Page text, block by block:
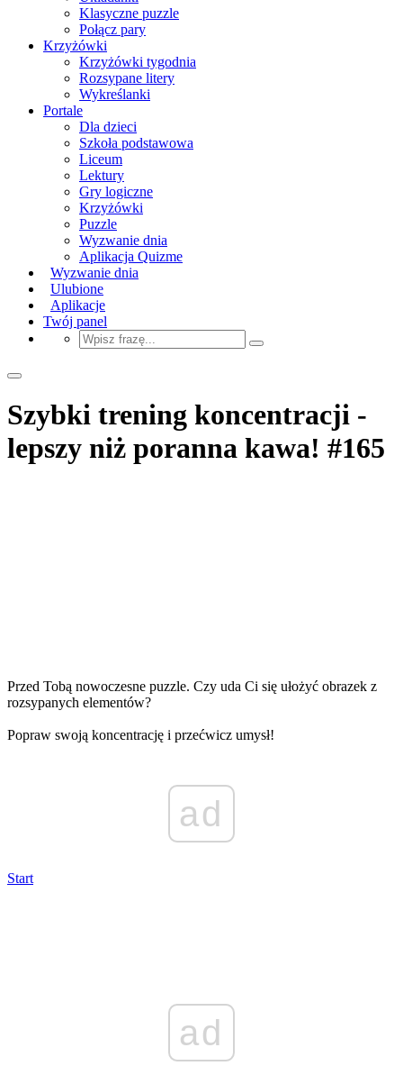
Klasyczne puzzle
Połącz pary
Krzyżówki
Krzyżówki tygodnia
Rozsypane litery
Wykreślanki
Portale
Dla dzieci
Szkoła podstawowa
Liceum
Lektury
Gry logiczne
Krzyżówki
Puzzle
Wyzwanie dnia
Aplikacja Quizme
Wyzwanie dnia
Ulubione
Aplikacje
Twój panel
Szybki trening koncentracji -
lepszy niż poranna kawa! #165
Przed Tobą nowoczesne puzzle. Czy uda Ci się ułożyć obrazek z
rozsypanych elementów?
Popraw swoją koncentrację i przećwicz umysł!
ad
Start
ad